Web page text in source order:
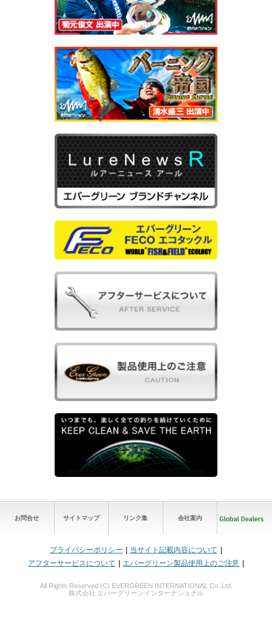
お問合せ サイトマップ リンク集 会社案内
プライバシーポリシー
当サイト記載内容について
アフターサービスについて
エバーグリーン製品使用上のご注意
All Rights Reserved (C) EVERGREEN INTERNATIONAL Co.,Ltd.
株式会社 エバーグリーンインターナショナル